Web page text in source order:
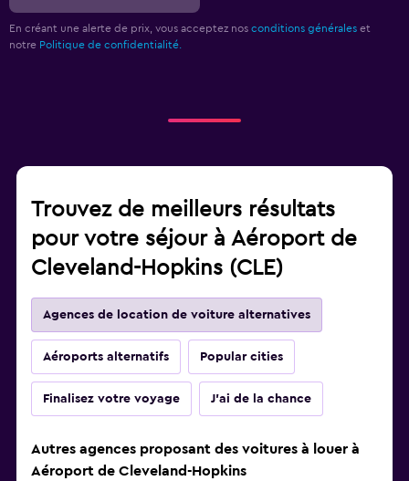
En créant une alerte de prix, vous acceptez nos conditions générales et
notre Politique de confidentialité.
Trouvez de meilleurs résultats
pour votre séjour à Aéroport de
Cleveland-Hopkins (CLE)
Agences de location de voiture alternatives
Aéroports alternatifs Popular cities
Finalisez votre voyage J'ai de la chance
Autres agences proposant des voitures à louer à
Aéroport de Cleveland-Hopkins